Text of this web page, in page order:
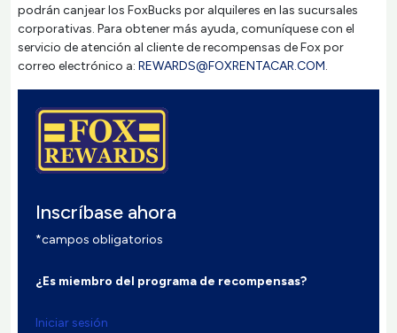
podrán canjear los FoxBucks por alquileres en las sucursales
corporativas. Para obtener más ayuda, comuníquese con el
servicio de atención al cliente de recompensas de Fox por
correo electrónico a: REWARDS@FOXRENTACAR.COM.
Inscríbase ahora
*campos obligatorios
¿Es miembro del programa de recompensas?
Iniciar sesión